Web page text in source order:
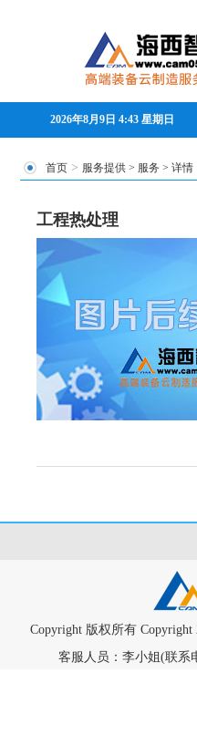
2026年8月9日 4:43 星期日
首页 > 服务提供 > 服务 > 详情
工程热处理
Copyright 版权所有
客服人员：李小姐(联系